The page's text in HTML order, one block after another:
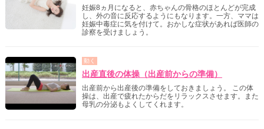
妊娠8ヵ月になると、赤ちゃんの骨格のほとんどが完成
し、外の音に反応するようにもなります。一方、ママは
妊娠中毒症に気を付けて。おかしな症状があれば医師の
診察を受けましょう。
動く
出産直後の体操（出産前からの準備）
出産前から出産後の準備をしておきましょう。 この体
操は、出産で疲れたからだをリラックスさせます。また
母乳の分泌もよくしてくれます。